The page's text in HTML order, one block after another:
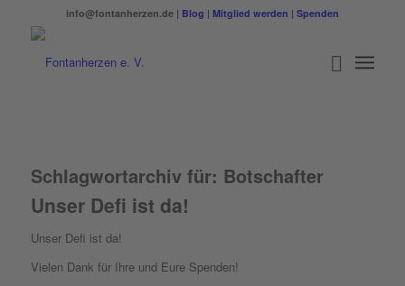
info@fontanherzen.de | Blog | Mitglied werden | Spenden
Schlagwortarchiv für: Botschafter
Unser Defi ist da!
Unser Defi ist da!
Vielen Dank für Ihre und Eure Spenden!